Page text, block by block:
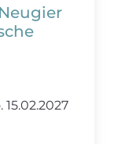
15.02.2027